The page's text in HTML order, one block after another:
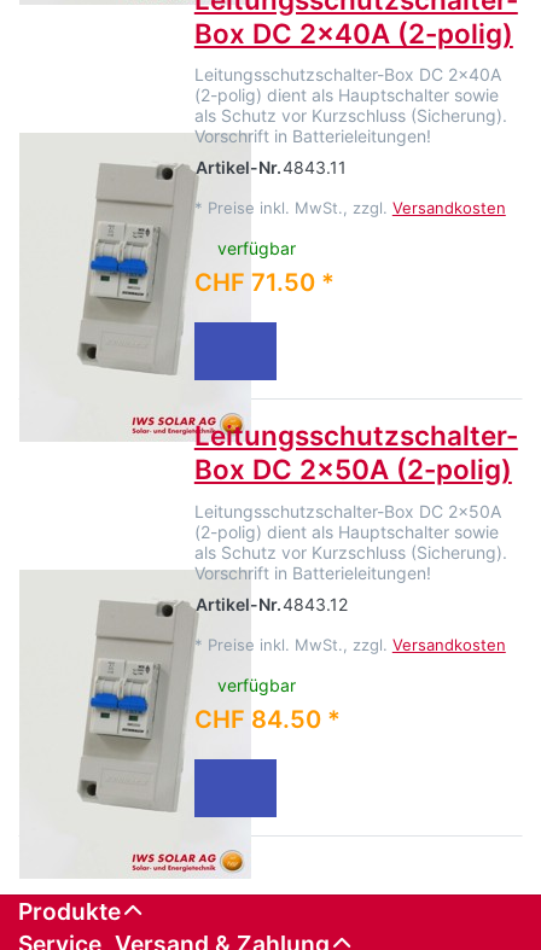
Box DC 2x40A (2-polig)
Leitungsschutzschalter-Box DC 2x40A
(2-polig) dient als Hauptschalter sowie
als Schutz vor Kurzschluss (Sicherung).
Vorschrift in Batterieleitungen!
Artikel-Nr.4843.11
* Preise inkl. MwSt., zzgl. Versandkosten
verfügbar
CHF 71.50 *
Leitungsschutzschalter-
Box DC 2x50A (2-polig)
Leitungsschutzschalter-Box DC 2x50A
(2-polig) dient als Hauptschalter sowie
als Schutz vor Kurzschluss (Sicherung).
Vorschrift in Batterieleitungen!
Artikel-Nr.4843.12
* Preise inkl. MwSt., zzgl. Versandkosten
verfügbar
CHF 84.50 *
Produkte